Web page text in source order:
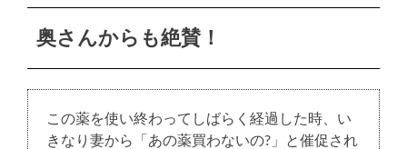
奥さんからも絶賛！
この薬を使い終わってしばらく経過した時、い
きなり妻から「あの薬買わないの?」と催促され